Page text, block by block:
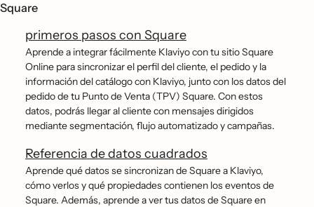
Square
primeros pasos con Square
Aprende a integrar fácilmente Klaviyo con tu sitio Square
Online para sincronizar el perfil del cliente, el pedido y la
información del catálogo con Klaviyo, junto con los datos del
pedido de tu Punto de Venta (TPV) Square. Con estos
datos, podrás llegar al cliente con mensajes dirigidos
mediante segmentación, flujo automatizado y campañas.
Referencia de datos cuadrados
Aprende qué datos se sincronizan de Square a Klaviyo,
cómo verlos y qué propiedades contienen los eventos de
Square. Además, aprende a ver tus datos de Square en